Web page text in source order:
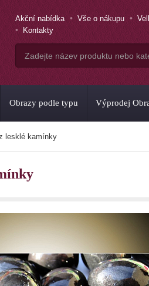
Akční nabídka Vše o nákupu
Kontakty
Obrazy podle typu Výprodej
lesklé kamínky